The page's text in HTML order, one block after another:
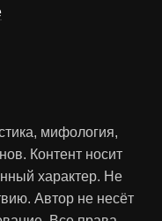
мифология,
Контент носит
характер. Не
Автор не несёт